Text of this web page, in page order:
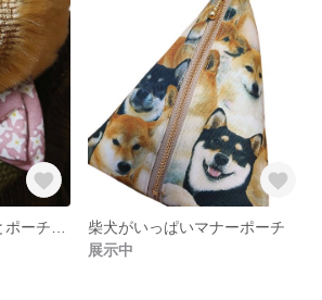
柴犬がいっぱいマナーポーチ
展示中